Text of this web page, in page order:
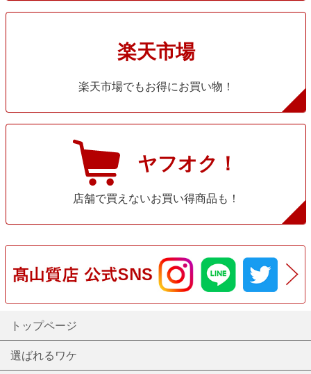
楽天市場
楽天市場でもお得にお買い物！
ヤフオク！
店舗で買えないお買い得商品も！
トップページ
選ばれるワケ